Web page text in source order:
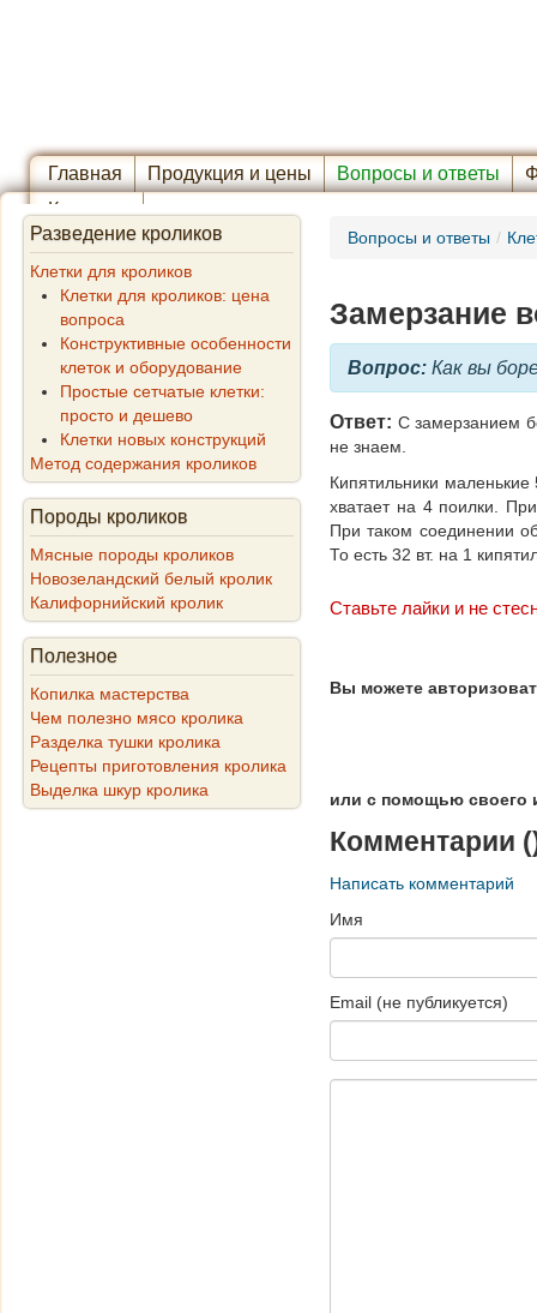
Главная Продукция и цены Вопросы и ответы
Контакты
Разведение кроликов
Клетки для кроликов
Клетки для кроликов: цена
вопроса
Конструктивные особенности
клеток и оборудование
Простые сетчатые клетки:
просто и дешево
Клетки новых конструкций
Метод содержания кроликов
Породы кроликов
Мясные породы кроликов
Новозеландский белый кролик
Калифорнийский кролик
Полезное
Копилка мастерства
Чем полезно мясо кролика
Разделка тушки кролика
Рецепты приготовления кролика
Выделка шкур кролика
Вопросы и ответы /
Замерзание
Вопрос: Как вы
Ответ: С замерзанием
не знаем.
Кипятильники
хватает на 4 поилки.
При таком соединении
То есть 32 вт. на 1
Ставьте лайки и не
Вы можете
или с помощью своего
Комментарии (
Написать комментарий
Имя
Email (не публикуется)